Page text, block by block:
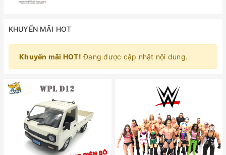
KHUYẾN MÃI HOT
Khuyến mãi HOT! Đang được cập nhật nội dung.